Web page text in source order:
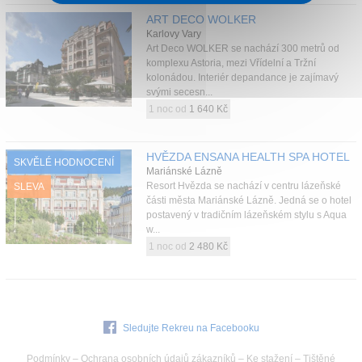
ART DECO WOLKER
Karlovy Vary
Art Deco WOLKER se nachází 300 metrů od
komplexu Astoria, mezi Vřídelní a Tržní
kolonádou. Interiér depandance je zajímavý
svými secesn...
1 noc od 1 640 Kč
SKVĚLÉ HODNOCENÍ
SLEVA
HVĚZDA ENSANA HEALTH SPA HOTEL
Mariánské Lázně
Resort Hvězda se nachází v centru lázeňské
části města Mariánské Lázně. Jedná se o hotel
postavený v tradičním lázeňském stylu s Aqua
w...
1 noc od 2 480 Kč
Sledujte Rekreu na Facebooku
Podmínky – Ochrana osobních údajů zákazníků – Ke stažení – Tištěné